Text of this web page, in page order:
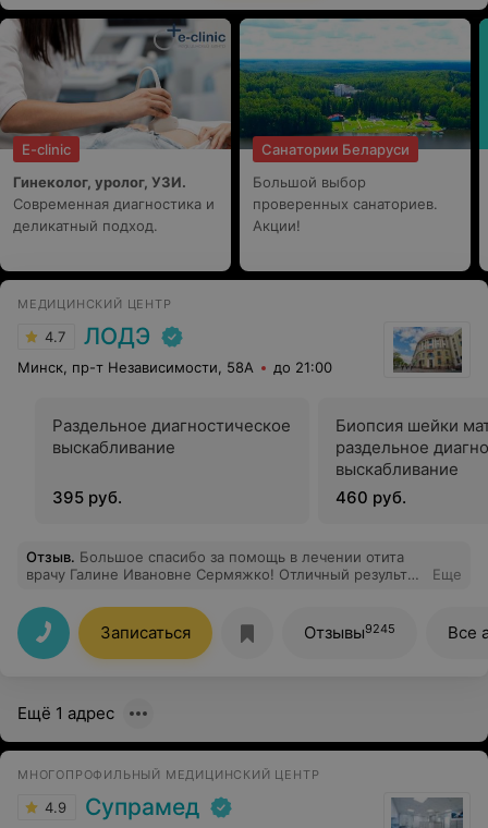
E-clinic
Гинеколог, уролог, УЗИ.
Современная диагностика и
деликатный подход.
Санатории Беларуси
Большой выбор
проверенных санаториев.
Акции!
МЕДИЦИНСКИЙ ЦЕНТР
4.7 ЛОДЭ
Минск, пр-т Независимости, 58А до 21:00
Раздельное диагностическое
выскабливание
395 руб.
Биопсия шейки
раздельное
выскабливание
460 руб.
Отзыв. Большое спасибо за помощь в лечении отита
врачу Галине Ивановне Сермяжко! Отличный результат,
Еще
Записаться Отзывы9245 Все
Ещё 1 адрес
МНОГОПРОФИЛЬНЫЙ МЕДИЦИНСКИЙ ЦЕНТР
4.9 Супрамед